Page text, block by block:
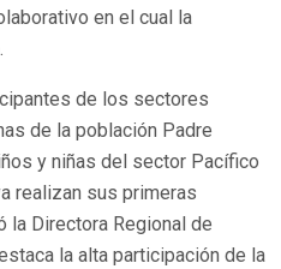
en el cual la
de los sectores
de la población Padre
y niñas del sector Pacífico
realizan sus primeras
la Directora Regional de
la alta participación de la